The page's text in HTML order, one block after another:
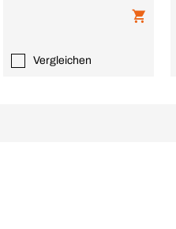
Vergleichen